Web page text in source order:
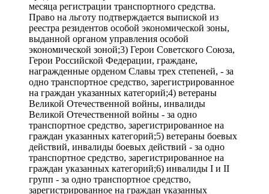
месяца регистрации транспортного средства.
Право на льготу подтверждается выпиской из
реестра резидентов особой экономической зоны,
выданной органом управления особой
экономической зоной;3) Герои Советского Союза,
Герои Российской Федерации, граждане,
награжденные орденом Славы трех степеней, - за
одно транспортное средство, зарегистрированное
на граждан указанных категорий;4) ветераны
Великой Отечественной войны, инвалиды
Великой Отечественной войны - за одно
транспортное средство, зарегистрированное на
граждан указанных категорий;5) ветераны боевых
действий, инвалиды боевых действий - за одно
транспортное средство, зарегистрированное на
граждан указанных категорий;6) инвалиды I и II
групп - за одно транспортное средство,
зарегистрированное на граждан указанных